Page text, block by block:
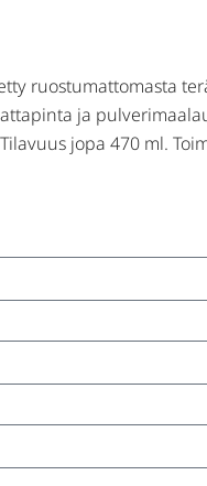
ruostumattomasta
ja
jopa 470 ml.